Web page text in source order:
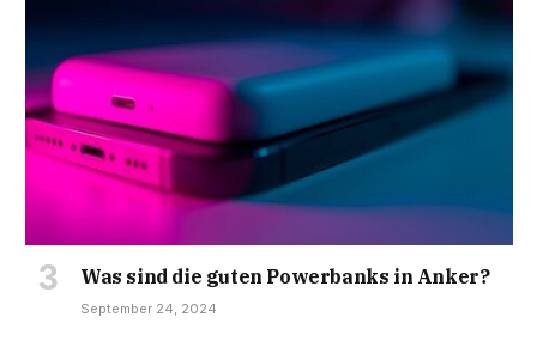
Was sind die guten Powerbanks in Anker?
September 24, 2024